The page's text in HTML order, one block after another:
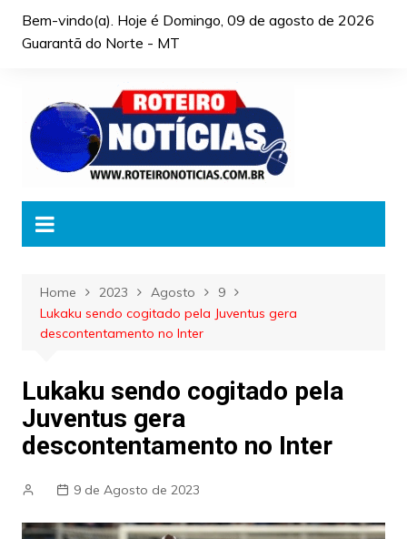
Bem-vindo(a). Hoje é Domingo, 09 de agosto de 2026
Guarantã do Norte - MT
Home 2023 Agosto
9
Lukaku sendo cogitado pela Juventus gera
descontentamento no Inter
Lukaku sendo cogitado pela
Juventus gera
descontentamento no Inter
9 de Agosto de 2023